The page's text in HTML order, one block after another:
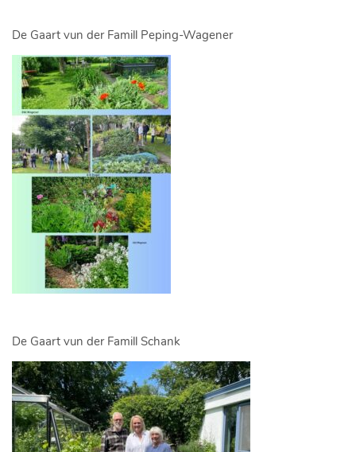
De Gaart vun der Famill Peping-Wagener
De Gaart vun der Famill Schank